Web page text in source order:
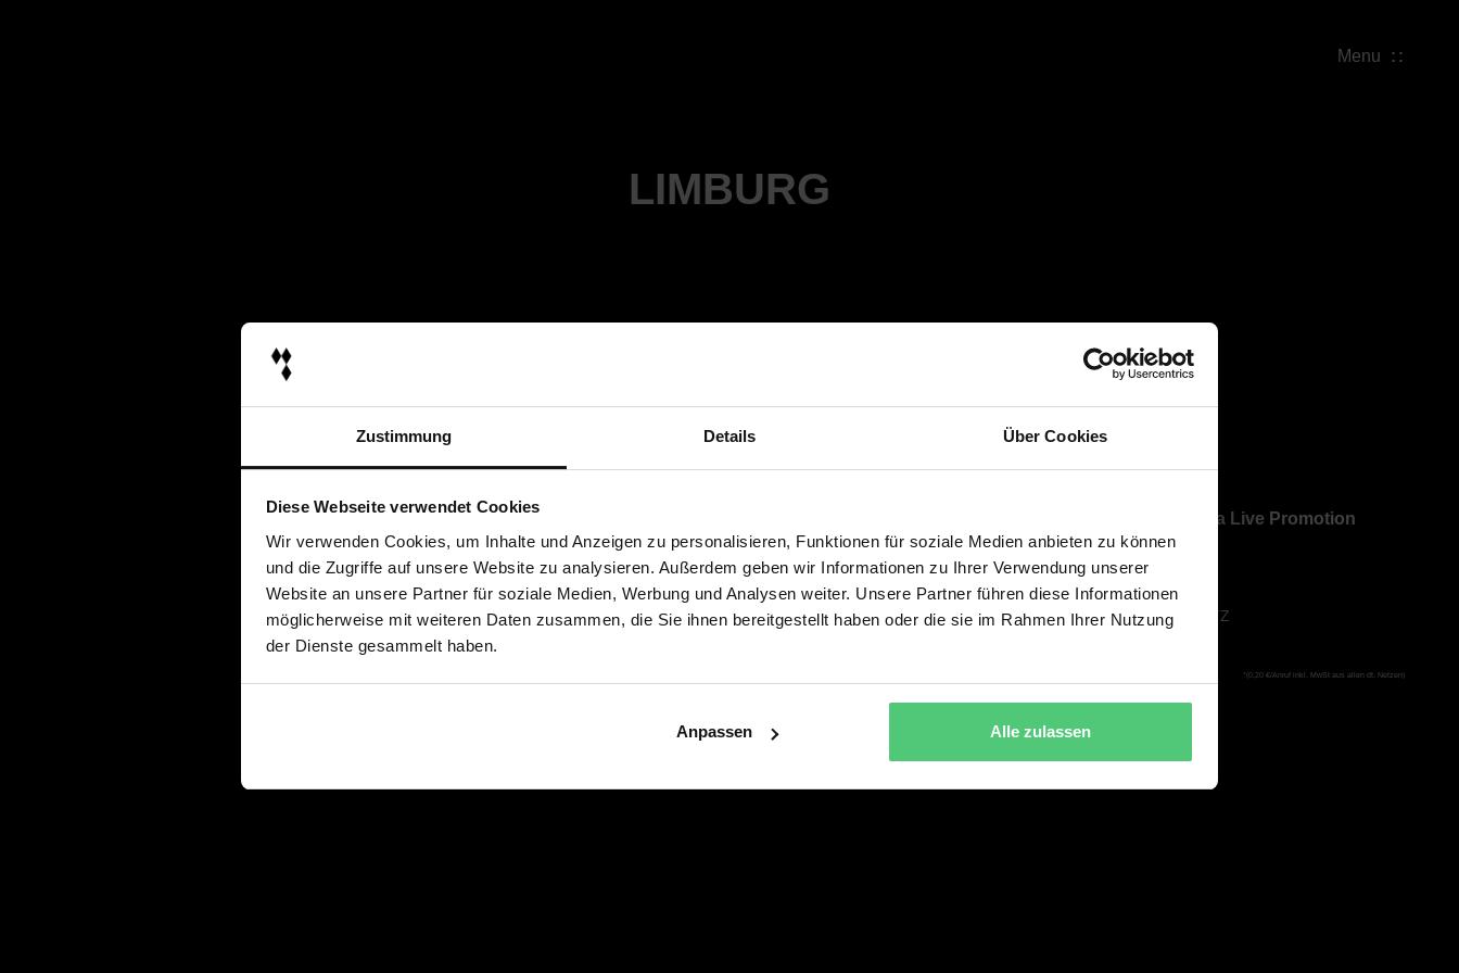
Zustimmung Details Über Cookies
Diese Webseite verwendet Cookies
Wir verwenden Cookies, um Inhalte und Anzeigen zu personalisieren, Funktionen für soziale Medien anbieten zu können
und die Zugriffe auf unsere Website zu analysieren. Außerdem geben wir Informationen zu Ihrer Verwendung unserer
Website an unsere Partner für soziale Medien, Werbung und Analysen weiter. Unsere Partner führen diese Informationen
möglicherweise mit weiteren Daten zusammen, die Sie ihnen bereitgestellt haben oder die sie im Rahmen Ihrer Nutzung
der Dienste gesammelt haben.
Anpassen Alle zulassen
Menu
LIMBURG
Alle Musicals & Shows
DREI HASELNÜSSE FÜR
ASCHENBRÖDEL – DAS MUSICAL
DIE SCHÖNE UND DAS BIEST – DAS
NEUE MUSICAL
PRESSE
Über Bavaria Live Promotion
AGB
DATENSCHUTZ
*(0,20 €/Anruf inkl. MwSt aus allen dt. Netzen)